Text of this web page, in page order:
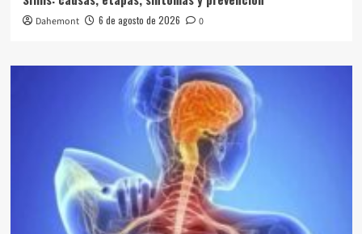
Dahemont 6 de agosto de 2026 0